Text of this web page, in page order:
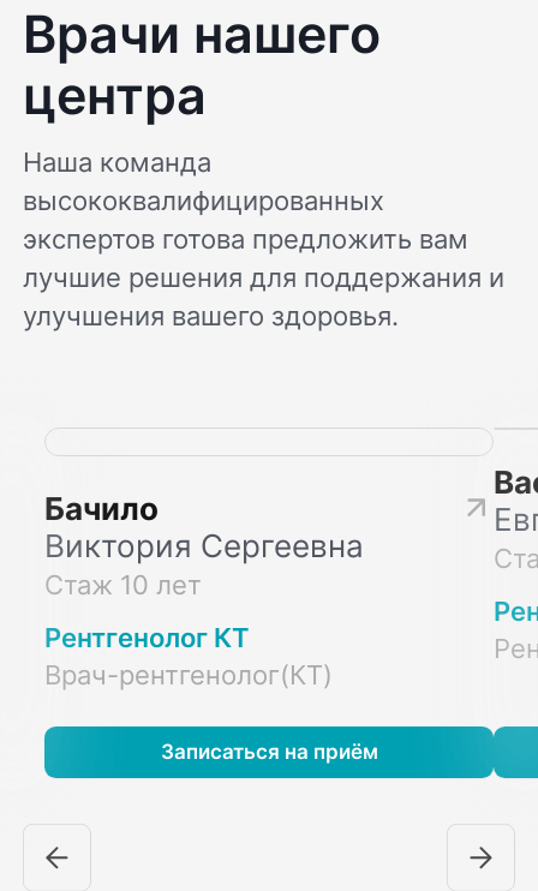
Врачи нашего
центра
Наша команда
высококвалифицированных
экспертов готова предложить вам
лучшие решения для поддержания и
улучшения вашего здоровья.
Бачило
Виктория Сергеевна
Стаж 10 лет
Рентгенолог КТ
Врач-рентгенолог(КТ)
Записаться на приём